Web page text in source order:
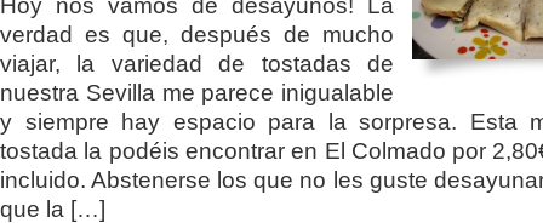
verdad es que, después de mucho
viajar, la variedad de tostadas de
nuestra Sevilla me parece inigualable
y siempre hay espacio para la sorpresa. Esta
tostada la podéis encontrar en El Colmado por
incluido. Abstenerse los que no les guste
que la […]